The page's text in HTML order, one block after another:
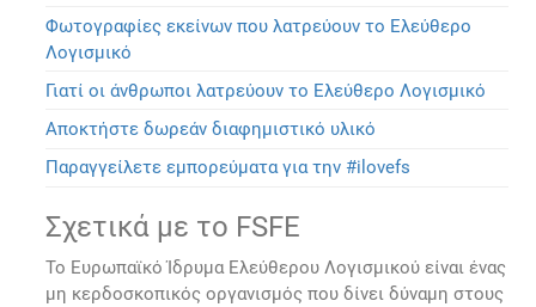
Φωτογραφίες εκείνων που λατρεύουν το Ελεύθερο
Λογισμικό
Γιατί οι άνθρωποι λατρεύουν το Ελεύθερο Λογισμικό
Αποκτήστε δωρεάν διαφημιστικό υλικό
Παραγγείλετε εμπορεύματα για την #ilovefs
Σχετικά με το FSFE
Το Ευρωπαϊκό Ίδρυμα Ελεύθερου Λογισμικού είναι ένας
μη κερδοσκοπικός οργανισμός που δίνει δύναμη στους